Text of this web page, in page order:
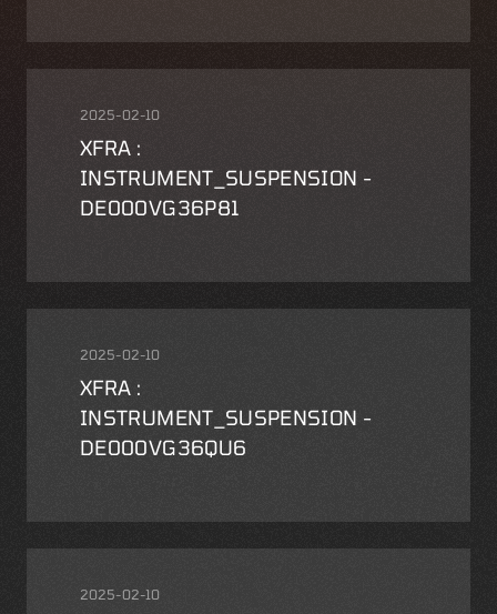
2025-02-10
XFRA :
INSTRUMENT_SUSPENSION -
DE000VG36P81
2025-02-10
XFRA :
INSTRUMENT_SUSPENSION -
DE000VG36QU6
2025-02-10